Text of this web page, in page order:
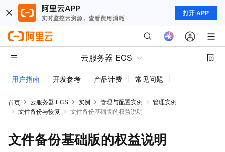
打开 APP
云服务器 ECS
用户指南 开发参考 产品计费 常见问题
首页 云服务器 ECS 实例 管理与配置实例
管理实例
文件备份与恢复
文件备份基础版的权益说明
文件备份基础版的权益说明